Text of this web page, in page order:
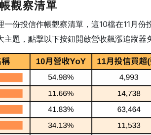
觀察清單
一份投信作帳觀察清單，這10檔在11月
主題，點擊以下按鈕開啟營收飆漲追蹤器